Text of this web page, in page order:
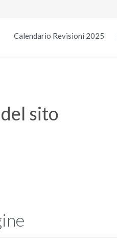
Calendario Revisioni 2025
sito